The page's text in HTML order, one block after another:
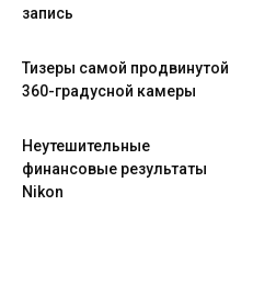
запись
Тизеры самой продвинутой
360-градусной камеры
Неутешительные
финансовые результаты
Nikon